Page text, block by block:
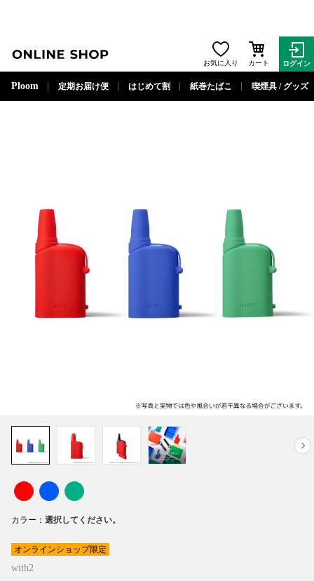
お気に入り カート ログイン
Ploom 定期お届け便 はじめて割 紙巻たばこ 喫煙具 / グッズ
カラー
オンラインショップ限定
with2